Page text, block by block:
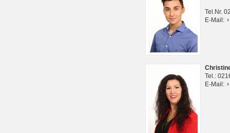
Tel.Nr.
E-Mail:
Tel.:
E-Mail: